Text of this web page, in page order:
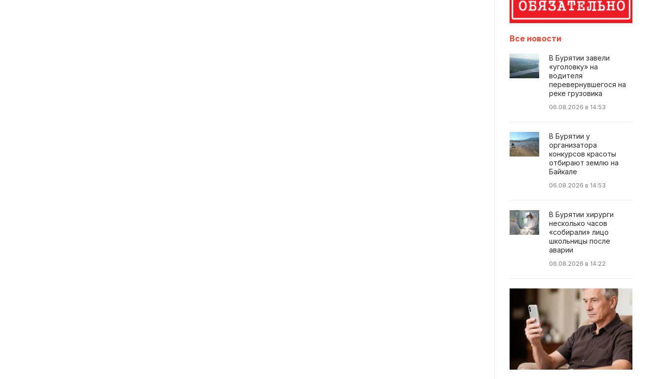
Все новости
В Бурятии завели
«уголовку» на
водителя
перевернувшегося на
реке грузовика
06.08.2026 в 14:53
В Бурятии у
организатора
конкурсов красоты
отбирают землю на
Байкале
06.08.2026 в 14:53
В Бурятии хирурги
несколько часов
«собирали» лицо
школьницы после
аварии
06.08.2026 в 14:22